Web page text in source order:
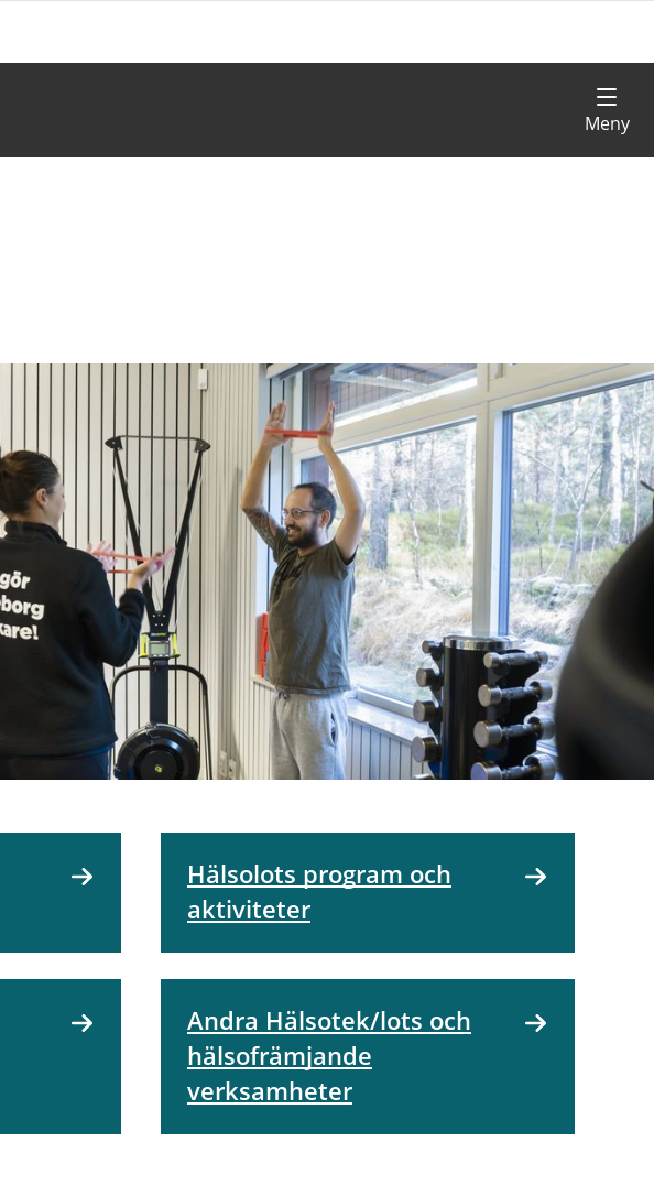
Hälsolots program och
aktiviteter
Andra Hälsotek/lots och
hälsofrämjande
verksamheter